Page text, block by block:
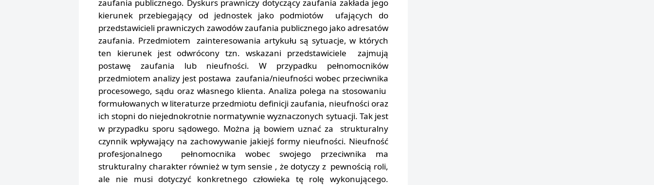
zaufania publicznego. Dyskurs prawniczy dotyczący zaufania zakłada jego
kierunek przebiegający od jednostek jako podmiotów ufających do
przedstawicieli prawniczych zawodów zaufania publicznego jako adresatów
zaufania. Przedmiotem zainteresowania artykułu są sytuacje, w których
ten kierunek jest odwrócony tzn. wskazani przedstawiciele zajmują
postawę zaufania lub nieufności. W przypadku pełnomocników
przedmiotem analizy jest postawa zaufania/nieufności wobec przeciwnika
procesowego, sądu oraz własnego klienta. Analiza polega na stosowaniu
formułowanych w literaturze przedmiotu definicji zaufania, nieufności oraz
ich stopni do niejednokrotnie normatywnie wyznaczonych sytuacji. Tak jest
w przypadku sporu sądowego. Można ją bowiem uznać za strukturalny
czynnik wpływający na zachowywanie jakiejś formy nieufności. Nieufność
profesjonalnego pełnomocnika wobec swojego przeciwnika ma
strukturalny charakter również w tym sensie , że dotyczy z pewnością roli,
ale nie musi dotyczyć konkretnego człowieka tę rolę wykonującego.